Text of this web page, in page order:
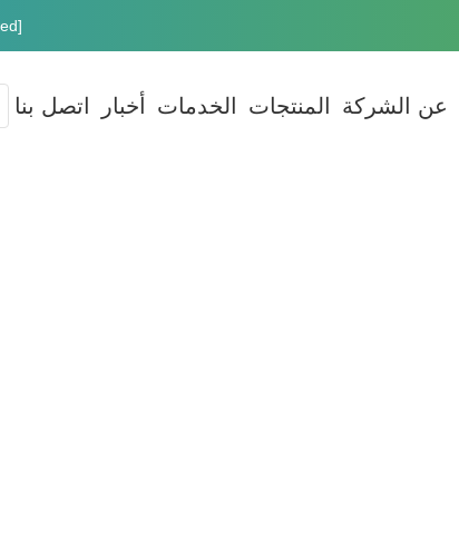
[email protected]
عن الشركة المنتجات الخدمات أخبار اتصل بنا